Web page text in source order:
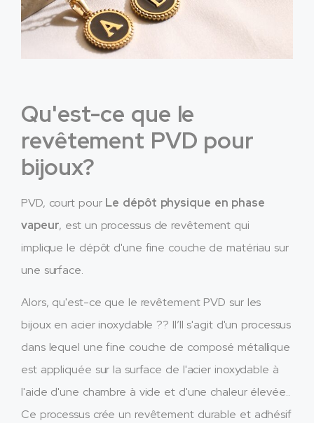
Qu'est-ce que le
revêtement PVD pour
bijoux?
PVD, court pour Le dépôt physique en phase
vapeur, est un processus de revêtement qui
implique le dépôt d'une fine couche de matériau sur
une surface.
Alors, qu'est-ce que le revêtement PVD sur les
bijoux en acier inoxydable ?? Il’Il s'agit d'un processus
dans lequel une fine couche de composé métallique
est appliquée sur la surface de l'acier inoxydable à
l'aide d'une chambre à vide et d'une chaleur élevée..
Ce processus crée un revêtement durable et adhésif